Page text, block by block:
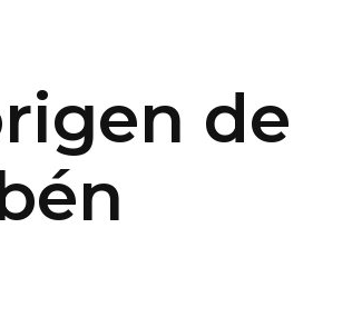
de